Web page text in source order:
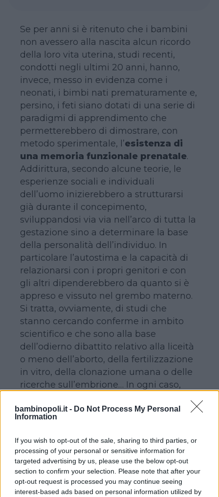
bambinopoli.it - Do Not Process My Personal
Information
If you wish to opt-out of the sale, sharing to third parties, or
processing of your personal or sensitive information for
targeted advertising by us, please use the below opt-out
section to confirm your selection. Please note that after your
opt-out request is processed you may continue seeing
interest-based ads based on personal information utilized by
Se per anni si è ritenuto che i bambini
non avessero alla nascita alcun ricordo
della loro vita uterina, studi recenti,
condotti negli ultimi 20 anni, hanno,
invece, messo in evidenza come i
neonati, i bimbi nati prematuramente e,
persino, i feti siano dotati di una serie di
paradigmi di apprendimento che
permetterebbero di dimostrare, con
metodo sperimentale, l’esistenza di
una memoria funzionale prenatale.
Addirittura, secondo alcune teorie, le
esperienze sociali e individuali
dell’uomo inizierebbero a strutturarsi
già durante il concepimento,
sviluppandosi via via nell’arco di tutta la
gestazione sino a determinare la base
della personalità dell’individuo. In
particolare l’autostima e la capacità di
relazionarsi con i propri genitori e con
gli altri dipenderebbero da quanto si è
appreso e vissuto nel grembo materno.
Si tratta, ovviamente, di studi che
stanno cercando conferme in ambito
scientifico e che sono alla base
dell’odierno dibattito relativo alla liceità
o meno dell’aborto, della fertilizzazione
in vitro, della clonazione umana o delle
ricerche sull’embrione… In ogni caso,
ciascuno, è indubbio che grandi passi in
avanti sono stati compiuti nello studio e
nascituro.
A questo proposito, l’interesse più
diffuso è rivolto proprio al tema della